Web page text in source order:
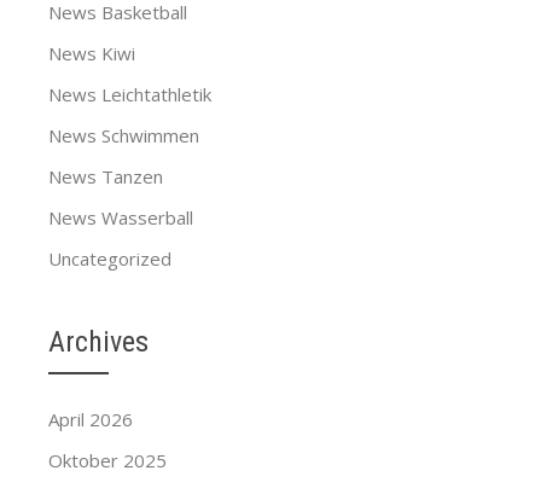
News Basketball
News Kiwi
News Leichtathletik
News Schwimmen
News Tanzen
News Wasserball
Uncategorized
Archives
April 2026
Oktober 2025